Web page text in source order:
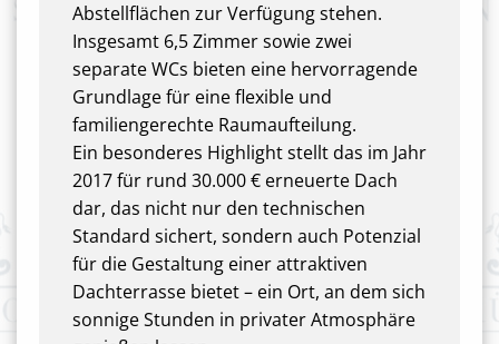
Abstellflächen zur Verfügung stehen.
Insgesamt 6,5 Zimmer sowie zwei
separate WCs bieten eine hervorragende
Grundlage für eine flexible und
familiengerechte Raumaufteilung.
Ein besonderes Highlight stellt das im Jahr
2017 für rund 30.000 € erneuerte Dach
dar, das nicht nur den technischen
Standard sichert, sondern auch Potenzial
für die Gestaltung einer attraktiven
Dachterrasse bietet – ein Ort, an dem sich
sonnige Stunden in privater Atmosphäre